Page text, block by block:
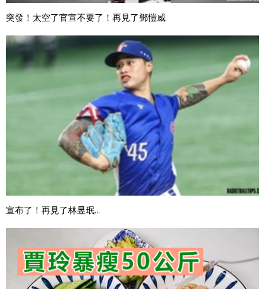
突發！太空了官宣不要了！再見了鄧愷威
宣布了！再見了林昱珉...